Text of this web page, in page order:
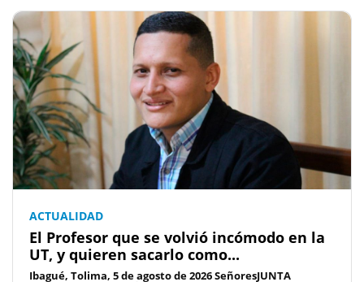
ACTUALIDAD
El Profesor que se volvió incómodo en la
UT, y quieren sacarlo como...
Ibagué, Tolima, 5 de agosto de 2026 SeñoresJUNTA